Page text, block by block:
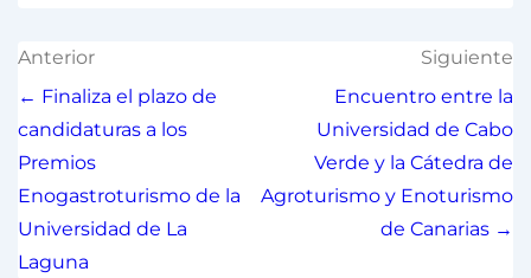
Anterior
← Finaliza el plazo de
candidaturas a los
Premios
Enogastroturismo de la
Universidad de La
Laguna
Siguiente
Encuentro entre la
Universidad de Cabo
Verde y la Cátedra de
Agroturismo y Enoturismo
de Canarias →